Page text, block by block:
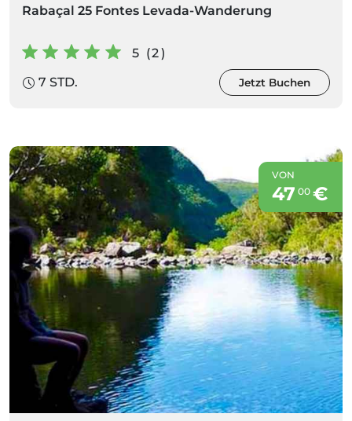
Rabaçal 25 Fontes Levada-Wanderung
5 (2)
7 STD.
Jetzt Buchen
VON
47 00€